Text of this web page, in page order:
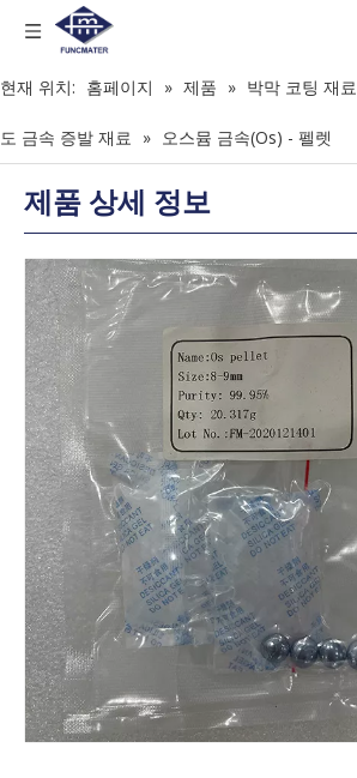
현재 위치: 홈페이지 » 제품 » 박막 코팅 재료
도 금속 증발 재료 » 오스뮴 금속(Os) - 펠렛
제품 상세 정보